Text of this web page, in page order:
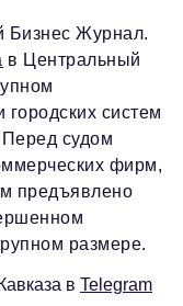
Бизнес Журнал.
в Центральный
систем
судом
фирм,
предъявлено
размере.
в Telegram